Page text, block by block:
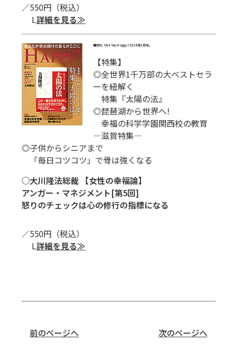
／550円（税込）
L詳細を見る≫
■月刊「Are You Happy? 2024年3月号」
【特集】
◎全世界1千万部の大ベストセラ
ーを紐解く
特集『太陽の法』
◎琵琶湖から世界へ!
幸福の科学学園関西校の教育
―滋賀特集―
◎子供からシニアまで
「毎日コツコツ」で骨は強くなる
○大川隆法総裁 【女性の幸福論】
アンガー・マネジメント[第5回]
怒りのチェックは心の修行の指標になる
／550円（税込）
L詳細を見る≫
前のページへ 次のページへ